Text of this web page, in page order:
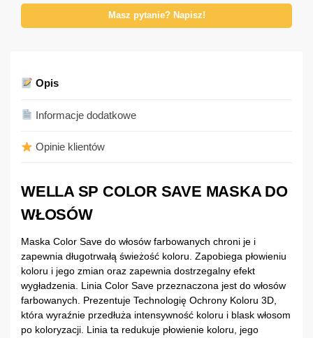
Masz pytanie? Napisz!
Opis
Informacje dodatkowe
Opinie klientów
WELLA SP COLOR SAVE MASKA DO
WŁOSÓW
Maska Color Save do włosów farbowanych chroni je i
zapewnia długotrwałą świeżość koloru. Zapobiega płowieniu
koloru i jego zmian oraz zapewnia dostrzegalny efekt
wygładzenia. Linia Color Save przeznaczona jest do włosów
farbowanych. Prezentuje Technologię Ochrony Koloru 3D,
która wyraźnie przedłuża intensywność koloru i blask włosom
po koloryzacji. Linia ta redukuje płowienie koloru, jego